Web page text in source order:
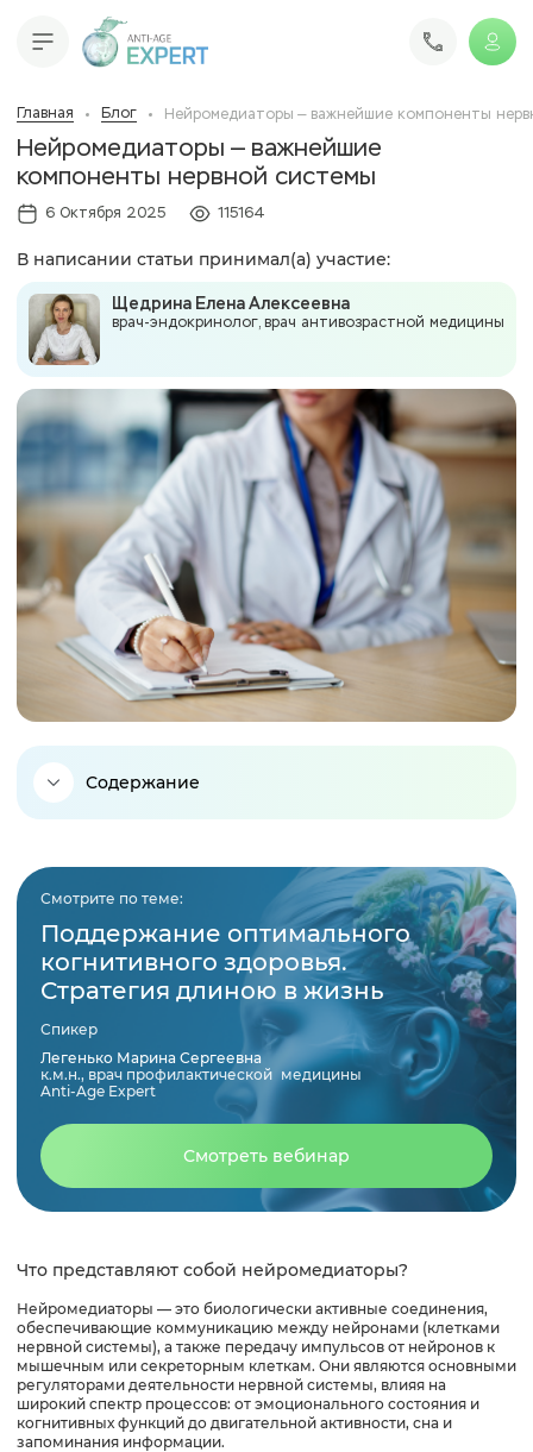
Главная Блог Нейромедиаторы — важнейшие компоненты
Нейромедиаторы — важнейшие
компоненты нервной системы
6 Октября 2025 115164
В написании статьи принимал(а) участие:
Щедрина Елена Алексеевна
врач-эндокринолог, врач антивозрастной медицины
Содержание
Классификация нейромедиаторов
Основные нейромедиаторы и их функции
Влияние нейромедиаторов на эмоции и поведение
Нейромедиаторы и психические расстройства
Методы исследования нейромедиаторов
нейромедиаторов
Выводы
Смотрите по теме:
Поддержание оптимального
когнитивного здоровья.
Стратегия длиною в жизнь
Спикер
Легенько Марина Сергеевна
к.м.н., врач профилактической медицины
Anti-Age Expert
Смотреть вебинар
Что представляют собой нейромедиаторы?
Нейромедиаторы — это биологически активные соединения,
обеспечивающие коммуникацию между нейронами (клетками
нервной системы), а также передачу импульсов от нейронов к
мышечным или секреторным клеткам. Они являются основными
регуляторами деятельности нервной системы, влияя на
широкий спектр процессов: от эмоционального состояния и
когнитивных функций до двигательной активности, сна и
запоминания информации.